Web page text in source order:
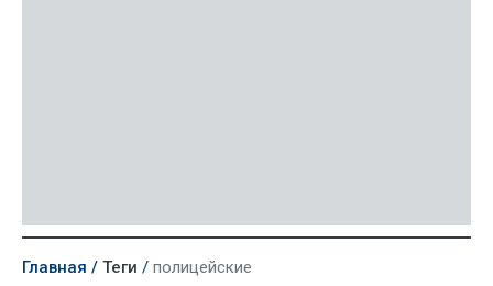
Главная Теги полицейские